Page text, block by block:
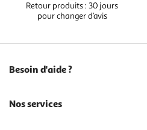
Retour produits : 30 jours
pour changer d’avis
Besoin d'aide ?
Nos services